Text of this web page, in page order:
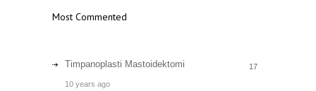
Most Commented
Timpanoplasti Mastoidektomi 17
10 years ago